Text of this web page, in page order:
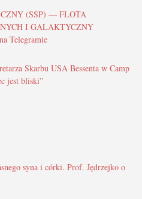
(SSP) — FLOTA
I GALAKTYCZNY
Telegramie
Skarbu USA Bessenta w Camp
jest bliski”
syna i córki. Prof. Jędrzejko o